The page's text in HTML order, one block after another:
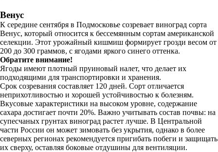
Венус
К середине сентября в Подмосковье созревает виноград сорта
Венус, который относится к бессемянным сортам американской
селекции. Этот урожайный кишмиш формирует грозди весом от
200 до 300 граммов, с ягодами яркого синего оттенка.
Обратите внимание!
Ягоды имеют плотный пруиновый налет, что делает их
подходящими для транспортировки и хранения.
Срок созревания составляет 120 дней. Сорт отличается
неприхотливостью и хорошей устойчивостью к болезням.
Вкусовые характеристики на высоком уровне, содержание
сахара достигает почти 20%. Важно учитывать состав почвы: на
супесчаных грунтах виноград растет лучше. В Центральной
части России он может зимовать без укрытия, однако в более
северных регионах рекомендуется пригибать побеги и защищать
их сверху, оставляя боковые отдушины для вентиляции.